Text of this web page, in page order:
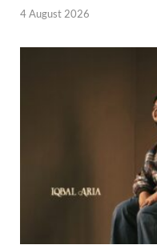
4 August 2026